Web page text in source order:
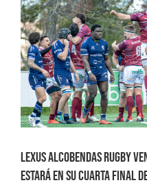
grande
Lexus Alcobendas Rugby
estará en su cuarta final